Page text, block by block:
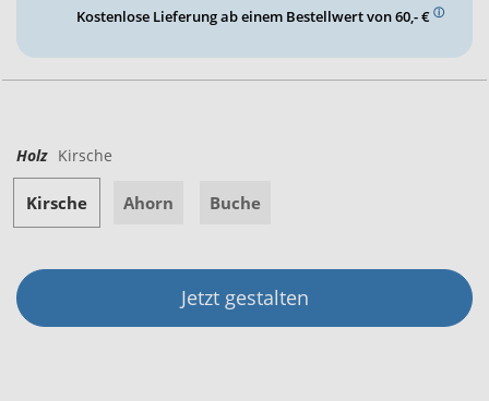
Kostenlose Lieferung ab einem Bestellwert von 60,- € ⓘ
Holz Kirsche
Kirsche Ahorn Buche
Jetzt gestalten